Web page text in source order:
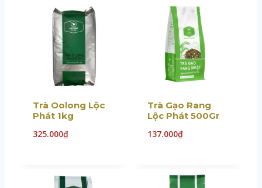
Trà Oolong Lộc
Phát 1kg
325.000₫
Trà Gạo Rang
Lộc Phát 500Gr
137.000₫